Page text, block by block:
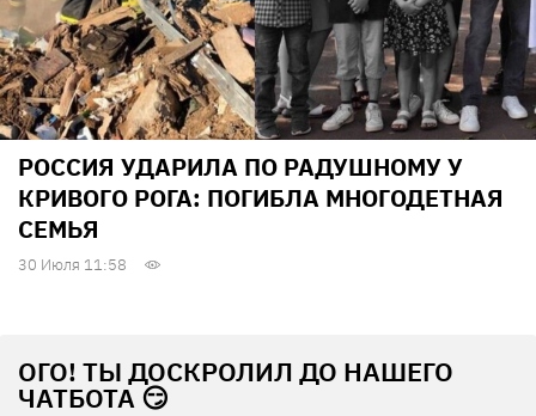
РОССИЯ УДАРИЛА ПО РАДУШНОМУ У
КРИВОГО РОГА: ПОГИБЛА МНОГОДЕТНАЯ
СЕМЬЯ
30 Июля 11:58
ОГО! ТЫ ДОСКРОЛИЛ ДО НАШЕГО
ЧАТБОТА 😏